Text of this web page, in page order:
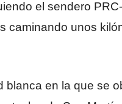
el sendero
caminando unos
blanca en la que se